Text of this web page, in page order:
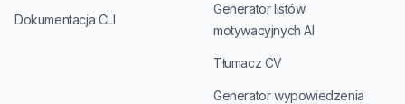
Dokumentacja CLI
Generator listów
motywacyjnych AI
Tłumacz CV
Generator wypowiedzenia